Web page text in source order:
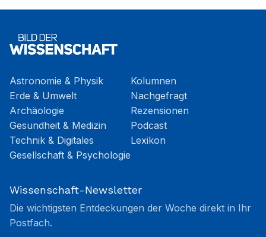
Astronomie & Physik
Erde & Umwelt
Archäologie
Gesundheit & Medizin
Technik & Digitales
Gesellschaft & Psychologie
Kolumnen
Nachgefragt
Rezensionen
Podcast
Lexikon
Wissenschaft-Newsletter
Die wichtigsten Entdeckungen der Woche direkt in Ihr
Postfach.